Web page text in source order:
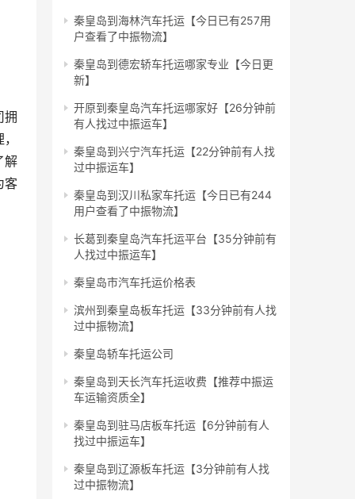
拥
解
客
秦皇岛到海林汽车托运【今日已有257用
户查看了中振物流】
秦皇岛到德宏轿车托运哪家专业【今日更
新】
开原到秦皇岛汽车托运哪家好【26分钟前
有人找过中振运车】
秦皇岛到兴宁汽车托运【22分钟前有人找
过中振运车】
秦皇岛到汉川私家车托运【今日已有244
用户查看了中振物流】
长葛到秦皇岛汽车托运平台【35分钟前有
人找过中振运车】
秦皇岛市汽车托运价格表
滨州到秦皇岛板车托运【33分钟前有人找
过中振物流】
秦皇岛轿车托运公司
秦皇岛到天长汽车托运收费【推荐中振运
车运输资质全】
秦皇岛到驻马店板车托运【6分钟前有人
找过中振运车】
秦皇岛到辽源板车托运【3分钟前有人找
过中振物流】